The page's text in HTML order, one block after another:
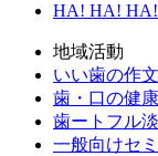
HA! HA!
地域活動
いい歯の作
歯・口の健
歯ートフル
一般向けセ